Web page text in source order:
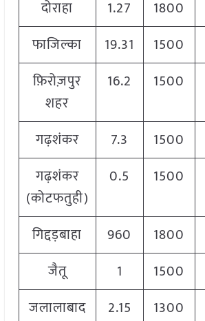
दोराहा
1.27 1800
फाजिल्का
19.31 1500
फ़िरोज़पुर
शहर
16.2 1500
गढ़शंकर 7.3 1500
गढ़शंकर
(कोटफतुही)
0.5 1500
गिद्दड़बाहा 960 1800
जैतू
1 1500
जलालाबाद
2.15 1300